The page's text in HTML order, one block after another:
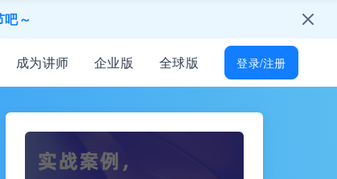
～
人开放
位技能差距
成为讲师 企业版 全球版 登录/注册